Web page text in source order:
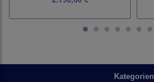
Kategorien